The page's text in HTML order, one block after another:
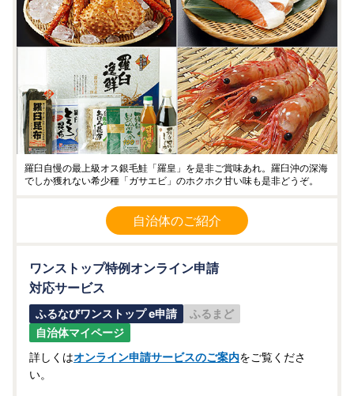
羅臼自慢の最上級オス銀毛鮭「羅皇」を是非ご賞味あれ。羅臼沖の深海
でしか獲れない希少種「ガサエビ」のホクホク甘い味も是非どうぞ。
自治体のご紹介
ワンストップ特例オンライン申請
対応サービス
ふるなびワンストップ e申請
ふるまど
自治体マイページ
詳しくはオンライン申請サービスのご案内をご覧くださ
い。